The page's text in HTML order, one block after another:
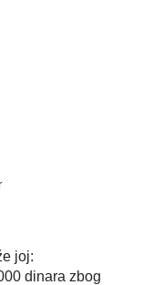
joj:
dinara zbog